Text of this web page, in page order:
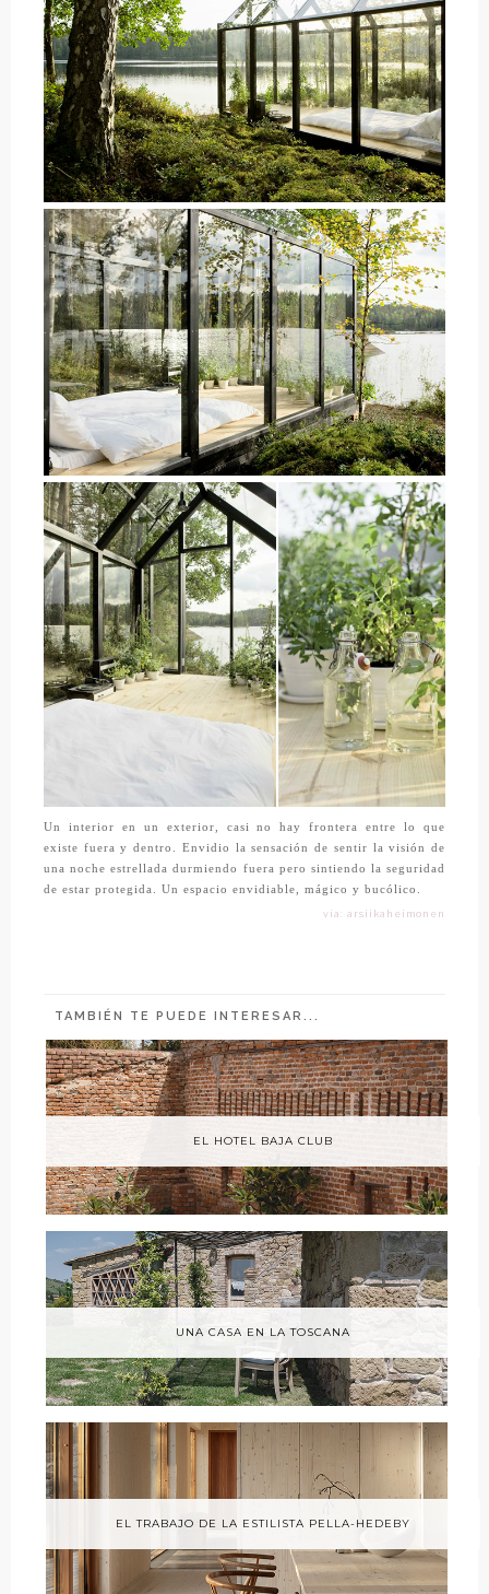
Un interior en un exterior, casi no hay frontera entre lo que
existe fuera y dentro. Envidio la sensación de sentir la visión de
una noche estrellada durmiendo fuera pero sintiendo la seguridad
de estar protegida. Un espacio envidiable, mágico y bucólico.
vía: arsiikaheimonen
TAMBIÉN TE PUEDE INTERESAR...
EL HOTEL BAJA CLUB
UNA CASA EN LA TOSCANA
EL TRABAJO DE LA ESTILISTA PELLA-HEDEBY